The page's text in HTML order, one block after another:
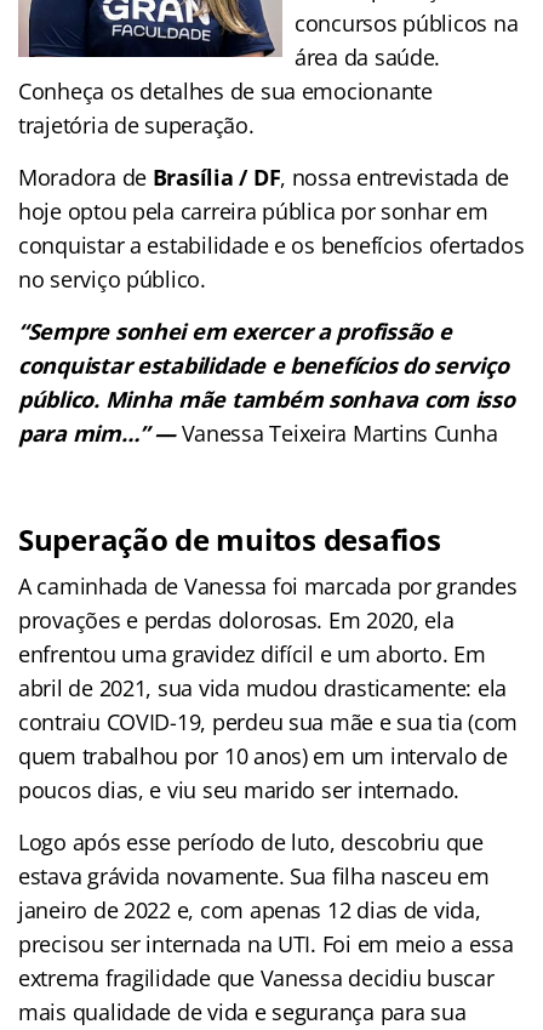
concursos públicos na
área da saúde.
Conheça os detalhes de sua emocionante
trajetória de superação.
Moradora de Brasília / DF, nossa entrevistada de
hoje optou pela carreira pública por sonhar em
conquistar a estabilidade e os benefícios ofertados
no serviço público.
“Sempre sonhei em exercer a profissão e
conquistar estabilidade e benefícios do serviço
público. Minha mãe também sonhava com isso
para mim…” —Vanessa Teixeira Martins Cunha
Superação de muitos desafios
A caminhada de Vanessa foi marcada por grandes
provações e perdas dolorosas. Em 2020, ela
enfrentou uma gravidez difícil e um aborto. Em
abril de 2021, sua vida mudou drasticamente: ela
contraiu COVID-19, perdeu sua mãe e sua tia (com
quem trabalhou por 10 anos) em um intervalo de
poucos dias, e viu seu marido ser internado.
Logo após esse período de luto, descobriu que
estava grávida novamente. Sua filha nasceu em
janeiro de 2022 e, com apenas 12 dias de vida,
precisou ser internada na UTI. Foi em meio a essa
extrema fragilidade que Vanessa decidiu buscar
mais qualidade de vida e segurança para sua